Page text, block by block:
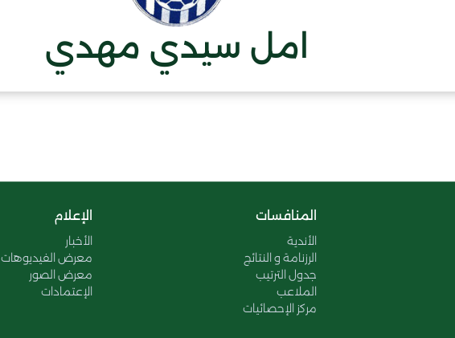
امل سيدي مهدي
المنافسات
الأندية
الرزنامة و النتائج
جدول الترتيب
الملاعب
مركز الإحصائيات
الإعلام
الأخبار
معرض الفيديوهات
معرض الصور
الإعتمادات